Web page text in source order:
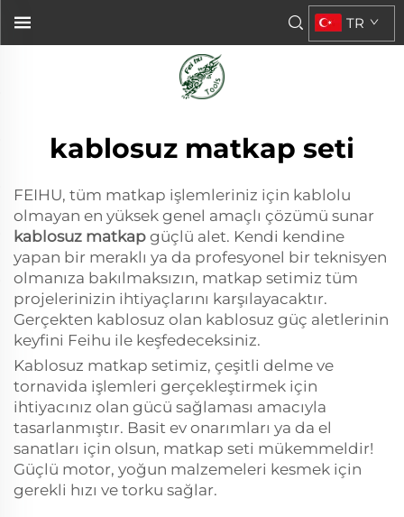
TR
kablosuz matkap seti
FEIHU, tüm matkap işlemleriniz için kablolu
olmayan en yüksek genel amaçlı çözümü sunar
kablosuz matkap güçlü alet. Kendi kendine
yapan bir meraklı ya da profesyonel bir teknisyen
olmanıza bakılmaksızın, matkap setimiz tüm
projelerinizin ihtiyaçlarını karşılayacaktır.
Gerçekten kablosuz olan kablosuz güç aletlerinin
keyfini Feihu ile keşfedeceksiniz.
Kablosuz matkap setimiz, çeşitli delme ve
tornavida işlemleri gerçekleştirmek için
ihtiyacınız olan gücü sağlaması amacıyla
tasarlanmıştır. Basit ev onarımları ya da el
sanatları için olsun, matkap seti mükemmeldir!
Güçlü motor, yoğun malzemeleri kesmek için
gerekli hızı ve torku sağlar.